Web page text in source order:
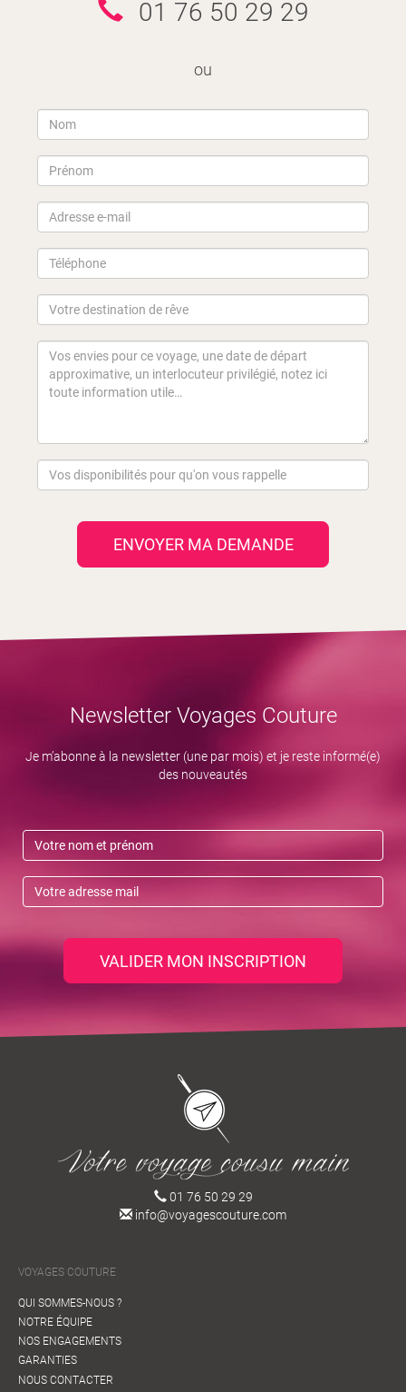
01 76 50 29 29
ou
ENVOYER MA DEMANDE
Newsletter Voyages Couture
Je m’abonne à la newsletter (une par mois) et je reste informé(e)
des nouveautés
VALIDER MON INSCRIPTION
01 76 50 29 29
info@voyagescouture.com
VOYAGES COUTURE
QUI SOMMES-NOUS ?
NOTRE ÉQUIPE
NOS ENGAGEMENTS
GARANTIES
NOUS CONTACTER